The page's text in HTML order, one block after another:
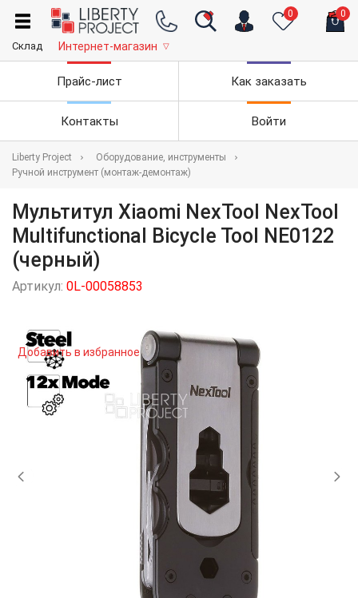
0 0
Склад Интернет-магазин ▽
Прайс-лист Как заказать
Контакты Войти
Liberty Project
Оборудование, инструменты
Ручной инструмент (монтаж-демонтаж)
Мультитул Xiaomi NexTool NexTool
Multifunctional Bicycle Tool NE0122
(черный)
Артикул: 0L-00058853
Добавить в избранное